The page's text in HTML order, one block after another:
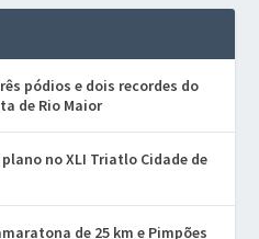
pódios e dois recordes do
de Rio Maior
no XLI Triatlo Cidade de
de 25 km e Pimpões